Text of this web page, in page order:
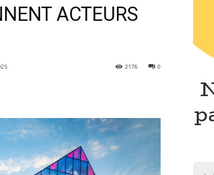
ACTEURS
0
2176